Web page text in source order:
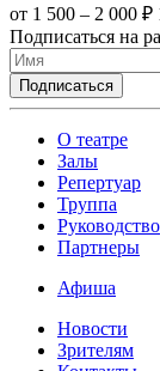
от 1 500 – 2 000 ₽
Подписаться на
О театре
Залы
Репертуар
Труппа
Руководство
Партнеры
Афиша
Новости
Зрителям